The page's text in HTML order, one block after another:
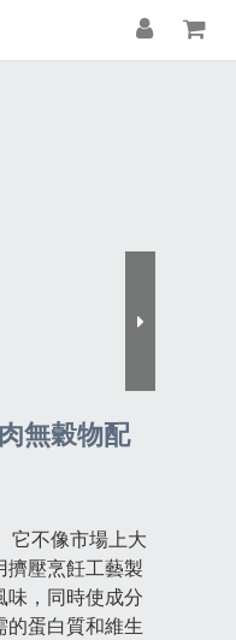
無穀物配
它不像市場上大
擠壓烹飪工藝製
味，同時使成分
的蛋白質和維生